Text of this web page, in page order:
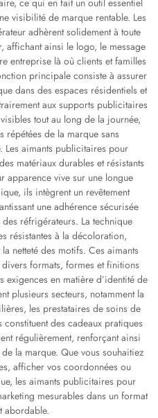
ce qui en fait un outil essentiel
visibilité de marque rentable. Les
adhèrent solidement à toute
affichant ainsi le logo, le message
entreprise là où clients et familles
principale consiste à assurer
dans des espaces résidentiels et
aux supports publicitaires
tout au long de la journée,
répétées de la marque sans
Les aimants publicitaires pour
matériaux durables et résistants
apparence vive sur une longue
ils intègrent un revêtement
une adhérence sécurisée
réfrigérateurs. La technique
résistantes à la décoloration,
netteté des motifs. Ces aimants
formats, formes et finitions
en matière d’identité de
plusieurs secteurs, notamment la
les prestataires de soins de
des cadeaux pratiques
régulièrement, renforçant ainsi
la marque. Que vous souhaitiez
afficher vos coordonnées ou
les aimants publicitaires pour
mesurables dans un format
abordable.